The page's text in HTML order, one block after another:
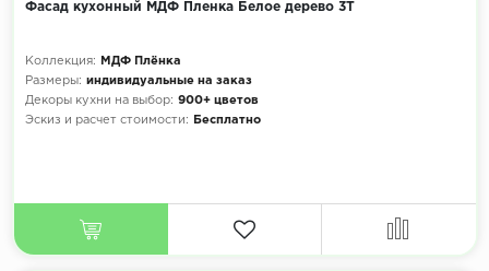
Фасад кухонный МДФ Пленка Белое дерево 3Т
Коллекция:
МДФ Плёнка
Размеры: индивидуальные на заказ
Декоры кухни на выбор: 900+ цветов
Эскиз и расчет стоимости:
Бесплатно